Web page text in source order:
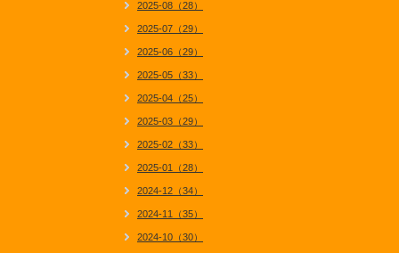
2025-08（28）
2025-07（29）
2025-06（29）
2025-05（33）
2025-04（25）
2025-03（29）
2025-02（33）
2025-01（28）
2024-12（34）
2024-11（35）
2024-10（30）